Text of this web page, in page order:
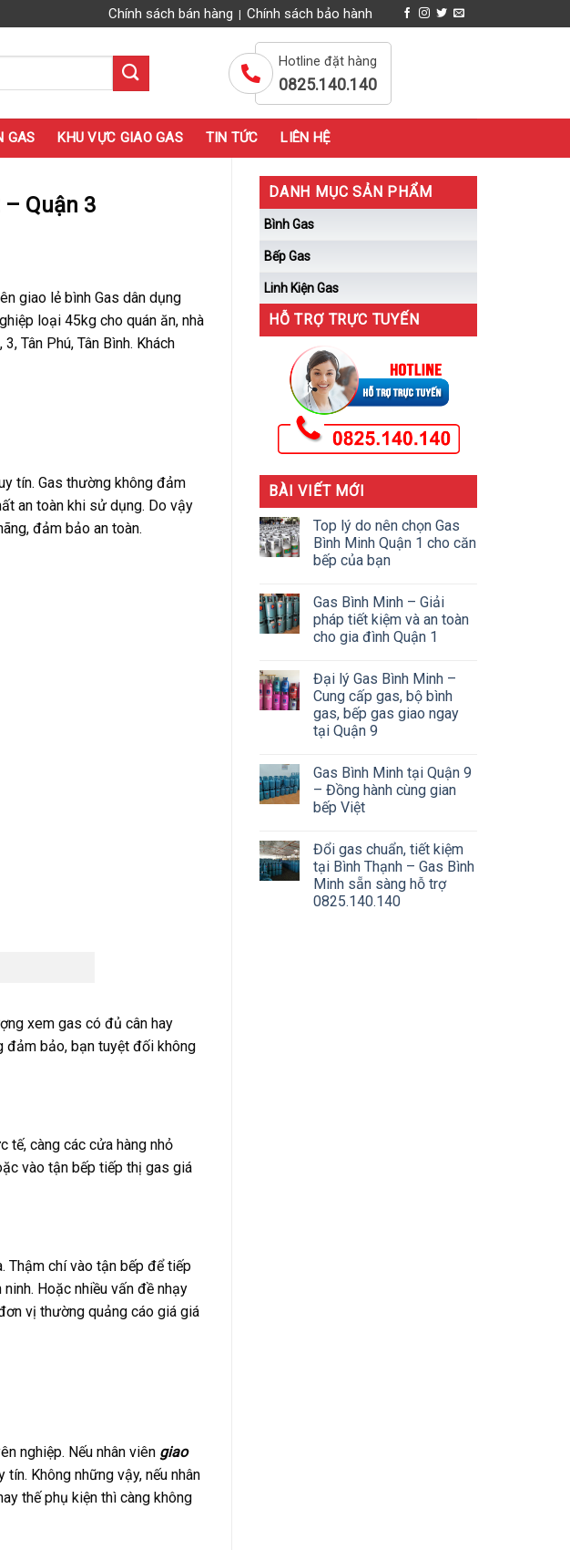
Chính sách bán hàng Chính sách bảo hành
Hotline đặt hàng
0825.140.140
GAS KHU VỰC GIAO GAS TIN TỨC LIÊN HỆ
Quận 3
giao lẻ bình Gas dân dụng
loại 45kg cho quán ăn, nhà
Tân Phú, Tân Bình. Khách
tín. Gas thường không đảm
an toàn khi sử dụng. Do vậy
đảm bảo an toàn.
xem gas có đủ cân hay
đảm bảo, bạn tuyệt đối không
tế, càng các cửa hàng nhỏ
vào tận bếp tiếp thị gas giá
Thậm chí vào tận bếp để tiếp
Hoặc nhiều vấn đề nhạy
vị thường quảng cáo giá giá
nghiệp. Nếu nhân viên giao
Không những vậy, nếu nhân
thế phụ kiện thì càng không
DANH MỤC SẢN PHẨM
Bình Gas
Bếp Gas
Linh Kiện Gas
HỖ TRỢ TRỰC TUYẾN
BÀI VIẾT MỚI
Top lý do nên chọn Gas
Bình Minh Quận 1 cho căn
bếp của bạn
Gas Bình Minh – Giải
pháp tiết kiệm và an toàn
cho gia đình Quận 1
Đại lý Gas Bình Minh –
Cung cấp gas, bộ bình
gas, bếp gas giao ngay
tại Quận 9
Gas Bình Minh tại Quận 9
– Đồng hành cùng gian
bếp Việt
Đổi gas chuẩn, tiết kiệm
tại Bình Thạnh – Gas Bình
Minh sẵn sàng hỗ trợ
0825.140.140